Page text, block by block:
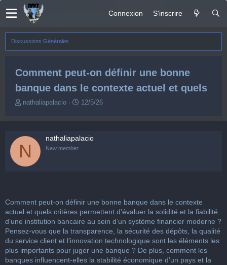
Connexion S'inscrire
Discussions Générales
Comment peut-on définir une bonne
banque dans le contexte actuel et quels
A
u
r
e
i
s
c
u
s
s
nathaliapalacio
D
d
12/5/26
N
nathaliapalacio
New member
Comment peut-on définir une bonne banque dans le contexte
actuel et quels critères permettent d’évaluer la solidité et la fiabilité
d’une institution bancaire au sein d’un système financier moderne ?
Pensez-vous que la transparence, la sécurité des dépôts, la qualité
du service client et l’innovation technologique sont les éléments les
plus importants pour juger une banque ? De plus, comment les
banques influencent-elles la stabilité économique d’un pays et la